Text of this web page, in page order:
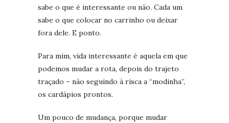
sabe o que é interessante ou não. Cada um
sabe o que colocar no carrinho ou deixar
fora dele. E ponto.
Para mim, vida interessante é aquela em que
podemos mudar a rota, depois do trajeto
traçado – não seguindo à risca a “modinha”,
os cardápios prontos.
Um pouco de mudança, porque mudar